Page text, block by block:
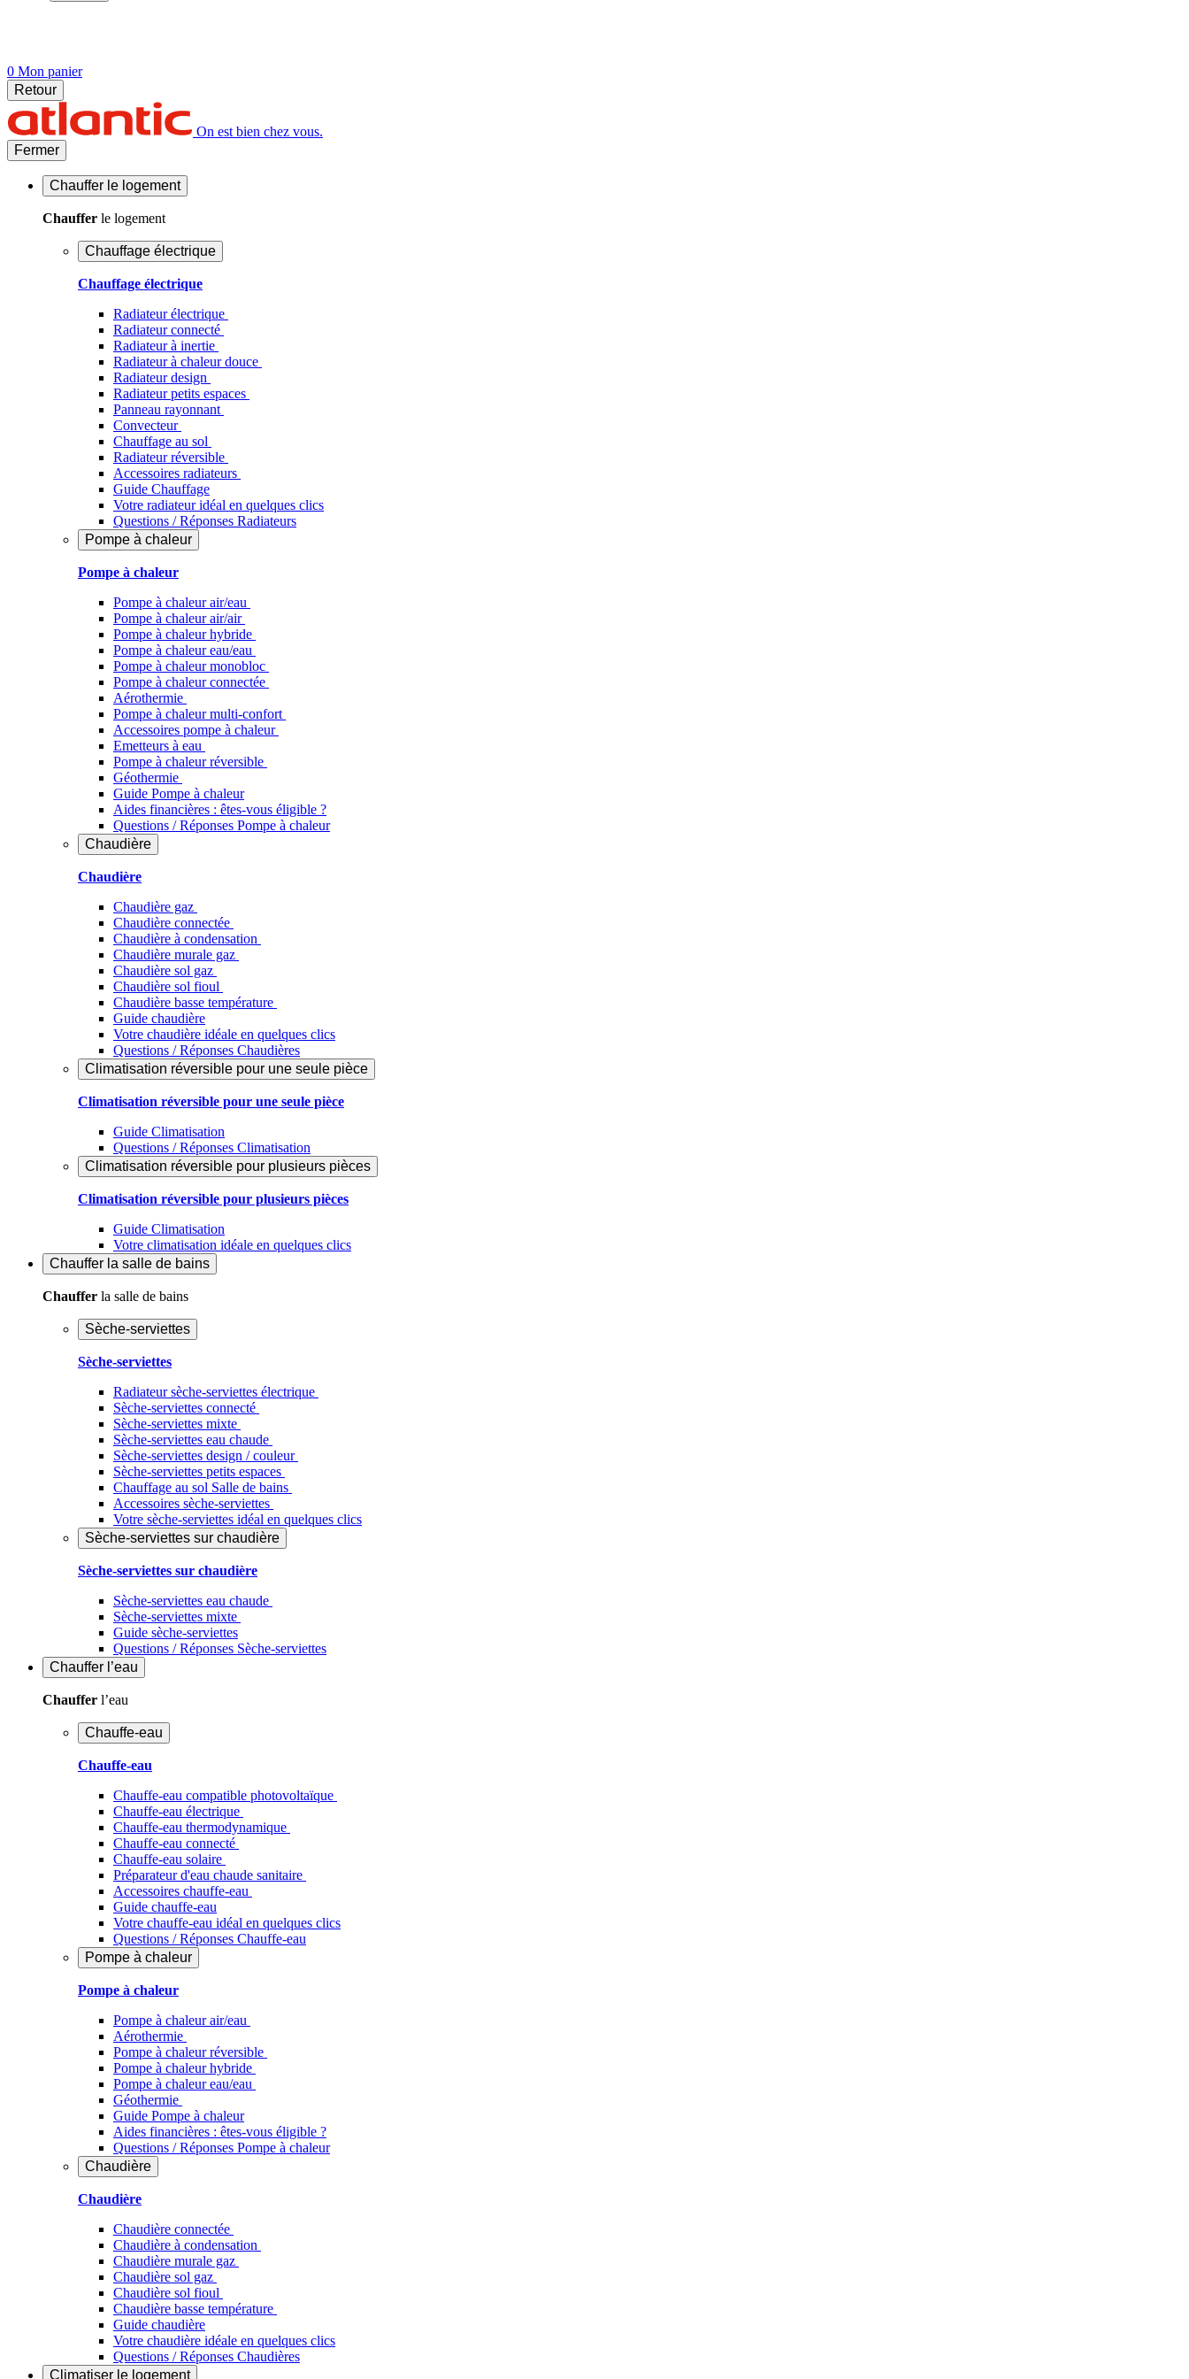
0 Mon panier
Retour
On est bien chez vous.
Fermer
Chauffer le logement
Chauffer le logement
Chauffage électrique
Chauffage électrique
Radiateur électrique
Radiateur connecté
Radiateur à inertie
Radiateur à chaleur douce
Radiateur design
Radiateur petits espaces
Panneau rayonnant
Convecteur
Chauffage au sol
Radiateur réversible
Accessoires radiateurs
Guide Chauffage
Votre radiateur idéal en quelques clics
Questions / Réponses Radiateurs
Pompe à chaleur
Pompe à chaleur
Pompe à chaleur air/eau
Pompe à chaleur air/air
Pompe à chaleur hybride
Pompe à chaleur​ eau/eau
Pompe à chaleur monobloc
Pompe à chaleur connectée
Aérothermie
Pompe à chaleur multi-confort
Accessoires pompe à chaleur
Emetteurs à eau
Pompe à chaleur réversible
Géothermie
Guide Pompe à chaleur
Aides financières : êtes-vous éligible ?
Questions / Réponses Pompe à chaleur
Chaudière
Chaudière
Chaudière gaz
Chaudière connectée
Chaudière à condensation
Chaudière murale gaz
Chaudière sol gaz
Chaudière sol fioul
Chaudière basse température
Guide chaudière
Votre chaudière idéale en quelques clics
Questions / Réponses Chaudières
Climatisation réversible pour une seule pièce
Climatisation réversible pour une seule pièce
Guide Climatisation
Questions / Réponses Climatisation
Climatisation réversible pour plusieurs pièces
Climatisation réversible pour plusieurs pièces
Guide Climatisation
Votre climatisation idéale en quelques clics
Chauffer la salle de bains
Chauffer la salle de bains
Sèche-serviettes
Sèche-serviettes
Radiateur sèche-serviettes électrique
Sèche-serviettes connecté
Sèche-serviettes mixte
Sèche-serviettes eau chaude
Sèche-serviettes design / couleur
Sèche-serviettes petits espaces
Chauffage au sol Salle de bains
Accessoires sèche-serviettes
Votre sèche-serviettes idéal en quelques clics
Sèche-serviettes sur chaudière
Sèche-serviettes sur chaudière
Sèche-serviettes eau chaude
Sèche-serviettes mixte
Guide sèche-serviettes
Questions / Réponses Sèche-serviettes
Chauffer l’eau
Chauffer l’eau
Chauffe-eau
Chauffe-eau
Chauffe-eau compatible photovoltaïque
Chauffe-eau électrique
Chauffe-eau thermodynamique
Chauffe-eau connecté
Chauffe-eau solaire
Préparateur d'eau chaude sanitaire
Accessoires chauffe-eau
Guide chauffe-eau
Votre chauffe-eau idéal en quelques clics
Questions / Réponses Chauffe-eau
Pompe à chaleur
Pompe à chaleur
Pompe à chaleur air/eau
Aérothermie
Pompe à chaleur réversible
Pompe à chaleur hybride
Pompe à chaleur​ eau/eau
Géothermie
Guide Pompe à chaleur
Aides financières : êtes-vous éligible ?
Questions / Réponses Pompe à chaleur
Chaudière
Chaudière
Chaudière connectée
Chaudière à condensation
Chaudière murale gaz
Chaudière sol gaz
Chaudière sol fioul
Chaudière basse température
Guide chaudière
Votre chaudière idéale en quelques clics
Questions / Réponses Chaudières
Climatiser le logement